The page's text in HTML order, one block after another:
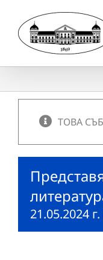
content
ТОВА
21.05.2024